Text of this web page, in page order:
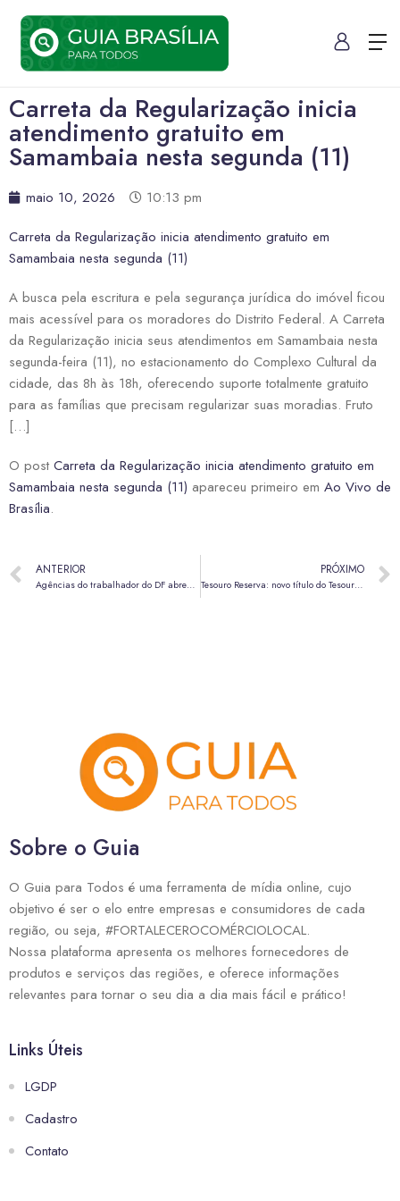
Carreta da Regularização inicia
atendimento gratuito em
Samambaia nesta segunda (11)
maio 10, 2026
10:13 pm
Carreta da Regularização inicia atendimento gratuito em
Samambaia nesta segunda (11)
A busca pela escritura e pela segurança jurídica do imóvel ficou
mais acessível para os moradores do Distrito Federal. A Carreta
da Regularização inicia seus atendimentos em Samambaia nesta
segunda-feira (11), no estacionamento do Complexo Cultural da
cidade, das 8h às 18h, oferecendo suporte totalmente gratuito
para as famílias que precisam regularizar suas moradias. Fruto
[…]
O post Carreta da Regularização inicia atendimento gratuito em
Samambaia nesta segunda (11) apareceu primeiro em Ao Vivo de
Brasília.
ANTERIOR
Agências do trabalhador do DF abrem a semana com 1.096 vagas de emprego
PRÓXIMO
Tesouro Reserva: novo título do Tesouro Nacional tem aplicação a partir de R$ 1
Sobre o Guia
O Guia para Todos é uma ferramenta de mídia online, cujo
objetivo é ser o elo entre empresas e consumidores de cada
região, ou seja, #FORTALECEROCOMÉRCIOLOCAL.
Nossa plataforma apresenta os melhores fornecedores de
produtos e serviços das regiões, e oferece informações
relevantes para tornar o seu dia a dia mais fácil e prático!
Links Úteis
LGDP
Cadastro
Contato